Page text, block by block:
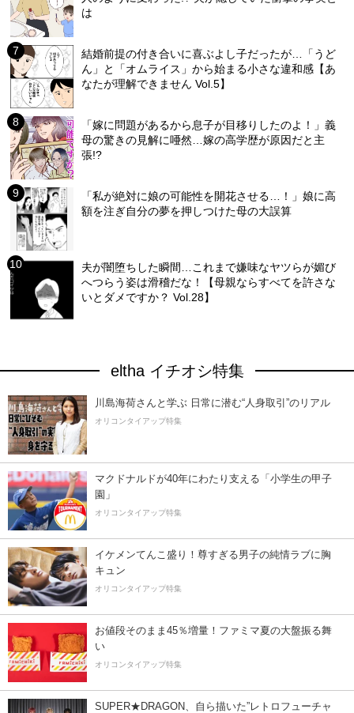
は
結婚前提の付き合いに喜ぶよし子だったが…「うど
ん」と「オムライス」から始まる小さな違和感【あ
なたが理解できません Vol.5】
「嫁に問題があるから息子が目移りしたのよ！」義
母の驚きの見解に唖然…嫁の高学歴が原因だと主
張!?
「私が絶対に娘の可能性を開花させる…！」娘に高
額を注ぎ自分の夢を押しつけた母の大誤算
夫が闇堕ちした瞬間…これまで嫌味なヤツらが媚び
へつらう姿は滑稽だな！【母親ならすべてを許さな
いとダメですか？ Vol.28】
eltha イチオシ特集
川島海荷さんと学ぶ 日常に潜む“人身取引”のリアル
オリコンタイアップ特集
マクドナルドが40年にわたり支える「小学生の甲子
園」
オリコンタイアップ特集
イケメンてんこ盛り！尊すぎる男子の純情ラブに胸
キュン
オリコンタイアップ特集
お値段そのまま45％増量！ファミマ夏の大盤振る舞
い
オリコンタイアップ特集
SUPER★DRAGON、自ら描いた”レトロフューチャ